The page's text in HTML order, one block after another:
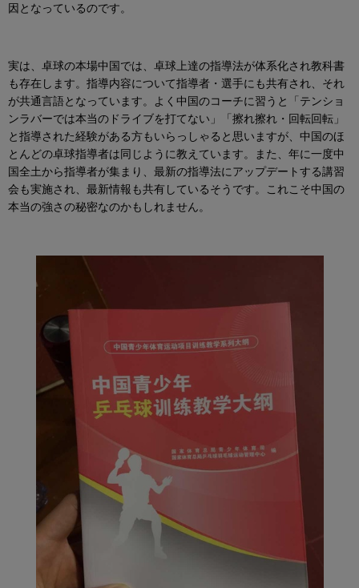
因となっているのです。
実は、卓球の本場中国では、卓球上達の指導法が体系化され教科書
も存在します。指導内容について指導者・選手にも共有され、それ
が共通言語となっています。よく中国のコーチに習うと「テンショ
ンラバーでは本当のドライブを打てない」「擦れ擦れ・回転回転」
と指導された経験がある方もいらっしゃると思いますが、中国のほ
とんどの卓球指導者は同じように教えています。また、年に一度中
国全土から指導者が集まり、最新の指導法にアップデートする講習
会も実施され、最新情報も共有しているそうです。これこそ中国の
本当の強さの秘密なのかもしれません。